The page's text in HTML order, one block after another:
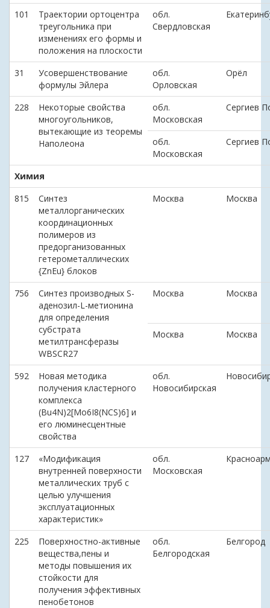
101
Траектории ортоцентра
треугольника при
изменениях его формы и
положения на плоскости
обл.
Свердловская
31
Усовершенствование
формулы Эйлера
обл.
Орловская
Орёл
228
Некоторые свойства
многоугольников,
вытекающие из теоремы
Наполеона
обл.
Московская
Сергиев
обл.
Московская
Сергиев
Химия
815
Синтез
металлорганических
координационных
полимеров из
предорганизованных
гетерометаллических
{ZnEu} блоков
Москва Москва
756
Синтез производных S-
аденозил-L-метионина
для определения
субстрата
метилтрансферазы
WBSCR27
Москва Москва
Москва Москва
592
Новая методика
получения кластерного
комплекса
(Bu4N)2[Mo6I8(NCS)6] и
его люминесцентные
свойства
обл.
Новосибирская
127
«Модификация
внутренней поверхности
металлических труб с
целью улучшения
эксплуатационных
характеристик»
обл.
Московская
225
Поверхностно-активные
вещества,пены и
методы повышения их
стойкости для
получения эффективных
пенобетонов
обл.
Белгородская
Белгород